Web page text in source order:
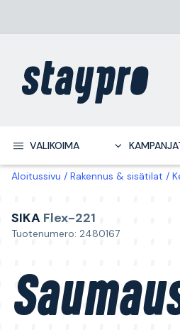
VALIKOIMA
Aloitussivu Rakennus & sisätilat
SIKA Flex-221
Tuotenumero: 2480167